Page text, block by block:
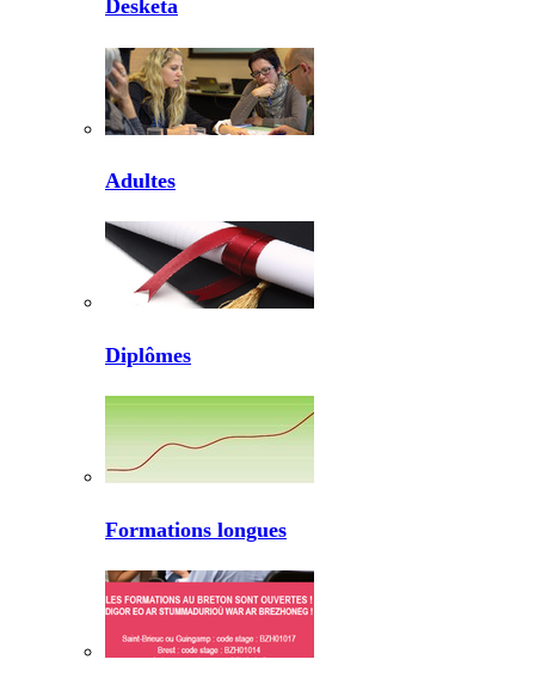
Desketa
Adultes
Diplômes
Formations longues